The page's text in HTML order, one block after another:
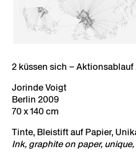
2 küssen sich –
Jorinde Voigt
Berlin 2009
70 x 140 cm
Tinte, Bleistift auf Papier,
Ink, graphite on paper,